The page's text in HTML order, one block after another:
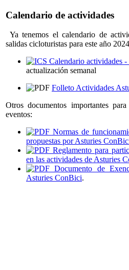
Calendario de actividades
Ya tenemos el calendario de
salidas cicloturistas para este año
Calendario actividades
actualización semanal
Folleto Actividades
Otros documentos importantes
eventos:
Normas de
propuestas por Asturies
Reglamento para
en las actividades de Asturies
Documento de
Asturies ConBici.